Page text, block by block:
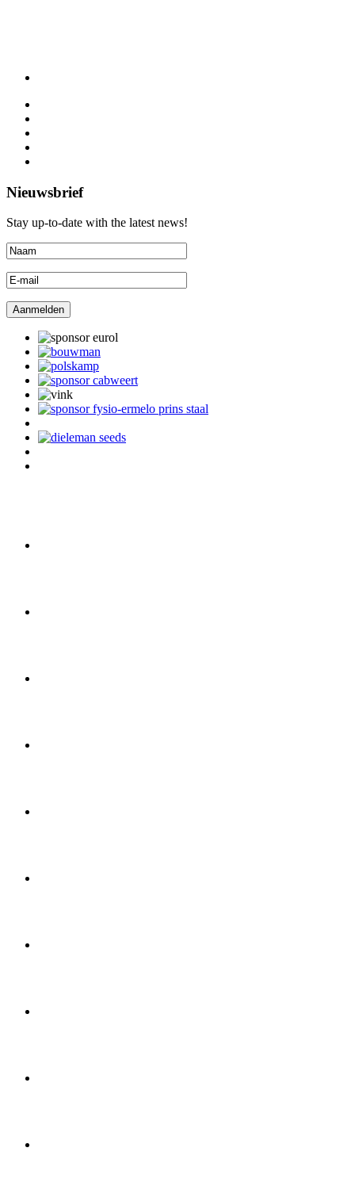
Nieuwsbrief
Stay up-to-date with the latest news!